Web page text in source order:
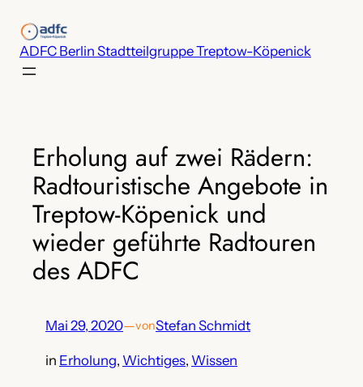
Inhalt
springen
ADFC Berlin Stadtteilgruppe Treptow-Köpenick
Erholung auf zwei Rädern:
Radtouristische Angebote in
Treptow-Köpenick und
wieder geführte Radtouren
des ADFC
Mai 29, 2020—vonStefan Schmidt
in Erholung, Wichtiges, Wissen